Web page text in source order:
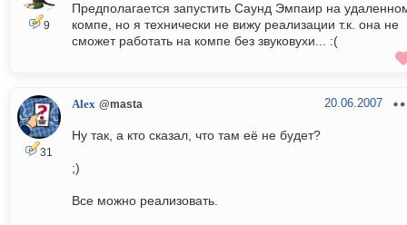
9
Предполагается запустить Саунд Эмпаир на
компе, но я технически не вижу реализации т.к. она не
сможет работать на компе без звуковухи... :(
31
Alex @masta 20.06.2007
Ну так, а кто сказал, что там её не будет?
;)
Все можно реализовать.